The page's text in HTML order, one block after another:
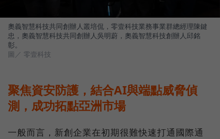
奧義智慧科技共同創辦人叢培侃，零壹科技業務事業群總經理陳鍵
忠，奧義智慧科技共同創辦人吳明蔚，奧義智慧科技創辦人邱銘
彰。
圖／ 零壹科技
聚焦資安防護，結合AI與端點威脅偵
測，成功拓點亞洲市場
一般而言，新創企業在初期很難快速打通國際通